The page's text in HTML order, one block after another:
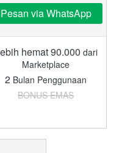
Pesan via WhatsApp
hemat 90.000 dari
Marketplace
2 Bulan Penggunaan
BONUS EMAS